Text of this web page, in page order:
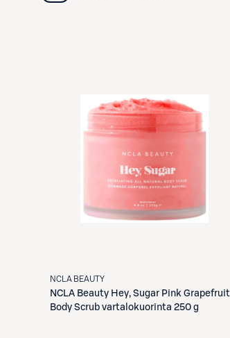
NCLA BEAUTY
NCLA Beauty Hey, Sugar Pink Grapefruit
Body Scrub vartalokuorinta 250 g